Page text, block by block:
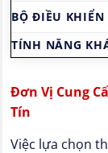
BỘ ĐIỀU KHIỂN
TÍNH NĂNG
Đơn Vị Cung
Tín
Việc lựa chọn